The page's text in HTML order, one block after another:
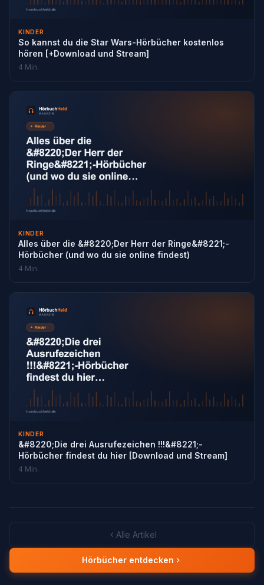
KINDER
So kannst du die Star Wars-Hörbücher kostenlos
hören [+Download und Stream]
4 Min.
KINDER
Alles über die &#8220;Der Herr der Ringe&#8221;-
Hörbücher (und wo du sie online findest)
4 Min.
KINDER
&#8220;Die drei Ausrufezeichen !!!&#8221;-
Hörbücher findest du hier [Download und Stream]
4 Min.
Alle Artikel
Hörbücher entdecken